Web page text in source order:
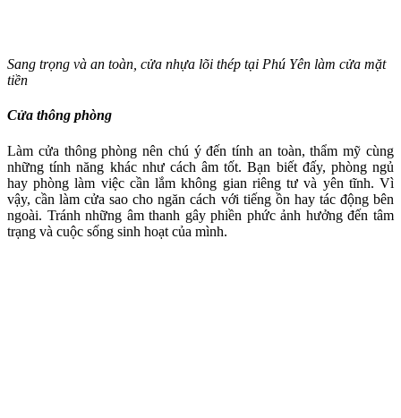
Sang trọng và an toàn, cửa nhựa lõi thép tại Phú Yên làm cửa mặt
tiền
Cửa thông phòng
Làm cửa thông phòng nên chú ý đến tính an toàn, thẩm mỹ cùng
những tính năng khác như cách âm tốt. Bạn biết đấy, phòng ngủ
hay phòng làm việc cần lắm không gian riêng tư và yên tĩnh. Vì
vậy, cần làm cửa sao cho ngăn cách với tiếng ồn hay tác động bên
ngoài. Tránh những âm thanh gây phiền phức ảnh hưởng đến tâm
trạng và cuộc sống sinh hoạt của mình.